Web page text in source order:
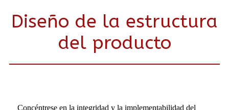
Diseño de la estructura
del producto
Concéntrese en la integridad y la implementabilidad del